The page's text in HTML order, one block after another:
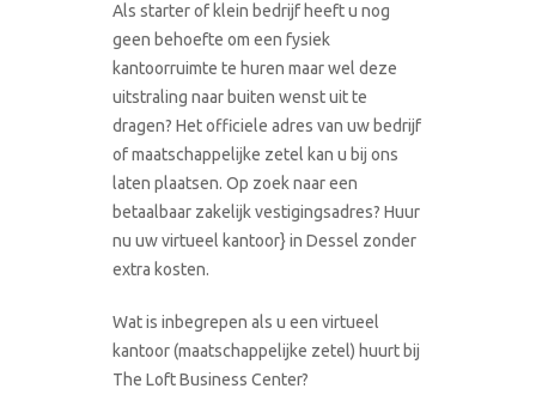
Als starter of klein bedrijf heeft u nog
geen behoefte om een fysiek
kantoorruimte te huren maar wel deze
uitstraling naar buiten wenst uit te
dragen? Het officiele adres van uw bedrijf
of maatschappelijke zetel kan u bij ons
laten plaatsen. Op zoek naar een
betaalbaar zakelijk vestigingsadres? Huur
nu uw virtueel kantoor} in Dessel zonder
extra kosten.
Wat is inbegrepen als u een virtueel
kantoor (maatschappelijke zetel) huurt bij
The Loft Business Center?